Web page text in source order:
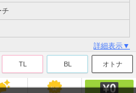
チ
詳細表示▼
TL BL オトナ